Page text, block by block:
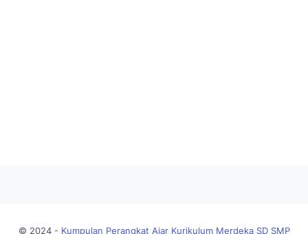
© 2024 - Kumpulan Perangkat Ajar Kurikulum Merdeka SD SMP